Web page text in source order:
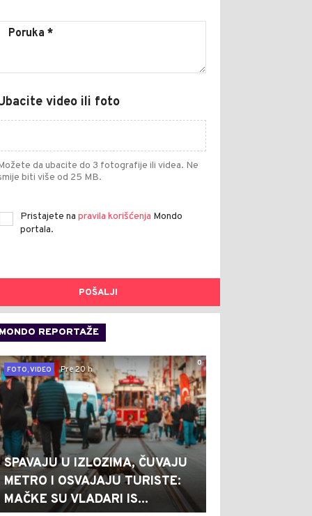
video ili foto
da ubacite do 3 fotografije ili videa. Ne
biti više od 25 MB.
Pristajete na pravila korišćenja Mondo
portala.
POŠALJI
MONDO REPORTAŽE
0
FOTO, VIDEO
Pre 20 h
SPAVAJU U IZLOZIMA, ČUVAJU
METRO I OSVAJAJU TURISTE:
MAČKE SU VLADARI IS...